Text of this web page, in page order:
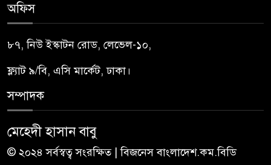
অফিস
৮৭, নিউ ইস্কাটন রোড, লেভেল-১০,
ফ্ল্যাট ৯/বি, এসি মার্কেট, ঢাকা।
সম্পাদক
মেহেদী হাসান বাবু
© ২০২৪ সর্বস্বত্ব সংরক্ষিত | বিজনেস বাংলাদেশ.কম.বিডি